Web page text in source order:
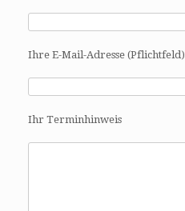
Ihre E-Mail-Adresse (Pflichtfeld)
Ihr Terminhinweis